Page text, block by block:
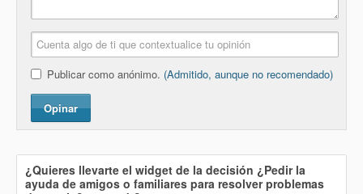
Publicar como anónimo. (Admitido, aunque no recomendado)
Opinar
¿Quieres llevarte el widget de la decisión ¿Pedir la
ayuda de amigos o familiares para resolver problemas